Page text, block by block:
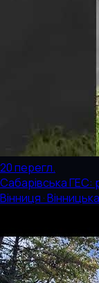
20перегл.
Сабарівська ГЕС:
Вінниця · Вінницька